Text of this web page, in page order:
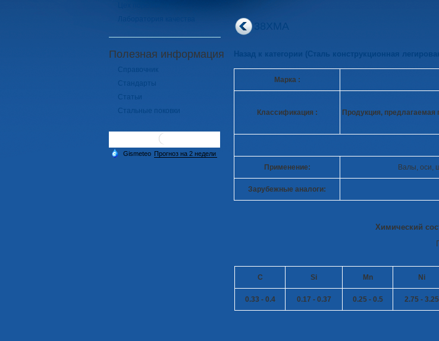
38ХМА
Назад к категории (Сталь конструкционная
Марка :
Классификация :
Продукция,
Применение: Валы, оси,
Зарубежные аналоги:
Химический
C Si Mn Ni
0.33 - 0.4 0.17 - 0.37 0.25 - 0.5 2.75 - 3.25
Полезная информация
Справочник
Стандарты
Статьи
Стальные поковки